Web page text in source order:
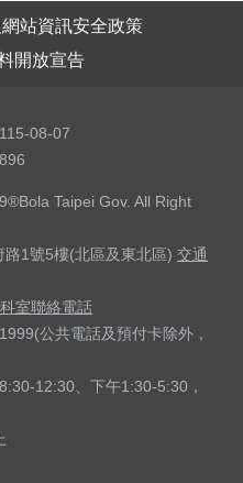
站資訊安全政策
開放宣告
115-08-07
896
Taipei Gov. All Right
1號5樓(北區及東北區) 交通
室聯絡電話
公共電話及預付卡除外，
12:30、下午1:30-5:30，